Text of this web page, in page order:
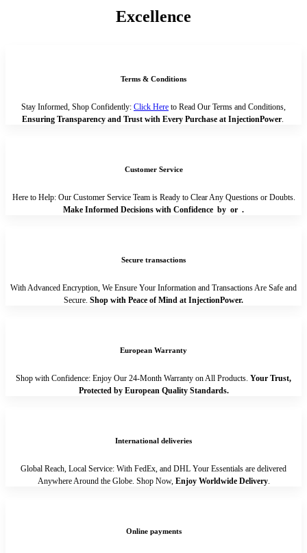
Excellence
Terms & Conditions
Stay Informed, Shop Confidently: Click Here to Read Our Terms and Conditions,
Ensuring Transparency and Trust with Every Purchase at InjectionPower.
Customer Service
Here to Help: Our Customer Service Team is Ready to Clear Any Questions or Doubts.
Make Informed Decisions with Confidence by or .
Secure transactions
With Advanced Encryption, We Ensure Your Information and Transactions Are Safe and
Secure. Shop with Peace of Mind at InjectionPower.
European Warranty
Shop with Confidence: Enjoy Our 24-Month Warranty on All Products. Your Trust,
Protected by European Quality Standards.
International deliveries
Global Reach, Local Service: With FedEx, and DHL Your Essentials are delivered
Anywhere Around the Globe. Shop Now, Enjoy Worldwide Delivery.
Online payments